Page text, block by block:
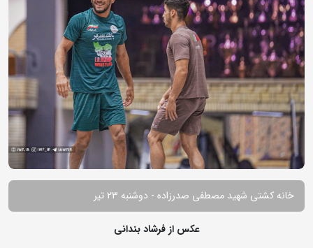
خانه کشتی شهید مصطفی صدرزاده - دوشنبه 23 تیر
عکس از فرشاد بندانی